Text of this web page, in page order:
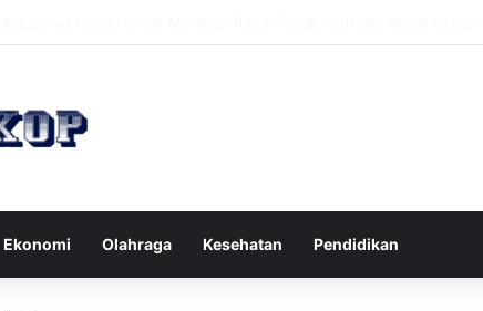
Ekonomi Olahraga Kesehatan Pendidikan